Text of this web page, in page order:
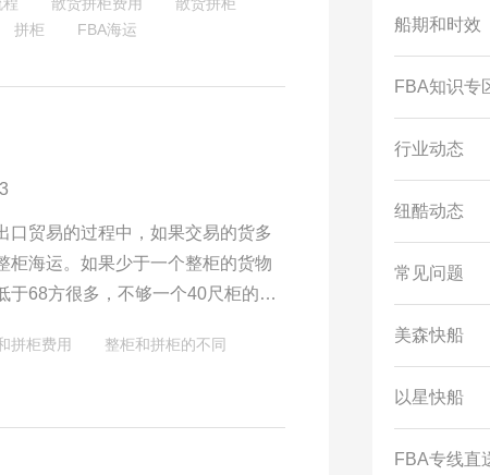
更多服务费用。
拼柜 ​FBA海运
口贸易的过程中，如果交易的货多
柜海运。如果少于一个整柜的货物
于68方很多，不够一个40尺柜的情
拼柜费用
整柜和拼柜的不同
船期和时效
FBA知识专
行业动态
纽酷动态
常见问题
美森快船
以星快船
FBA专线直